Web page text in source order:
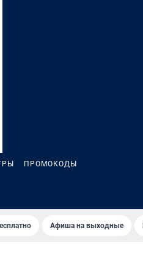
ПРОМОКОДЫ
Афиша на выходные